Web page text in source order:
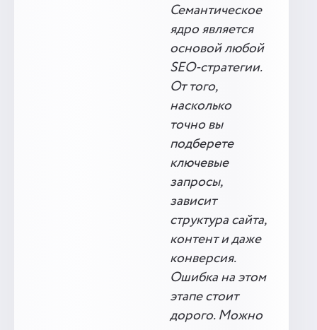
Семантическое
ядро является
основой любой
SEO-стратегии.
От того,
насколько
точно вы
подберете
ключевые
запросы,
зависит
структура сайта,
контент и даже
конверсия.
Ошибка на этом
этапе стоит
дорого. Можно